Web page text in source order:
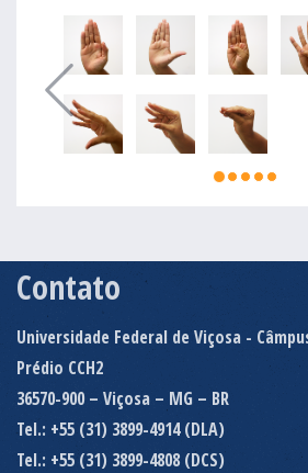
Contato
Universidade Federal de Viçosa -
Prédio CCH2
36570-900 – Viçosa – MG – BR
Tel.: +55 (31) 3899-4914 (DLA)
Tel.: +55 (31) 3899-4808 (DCS)